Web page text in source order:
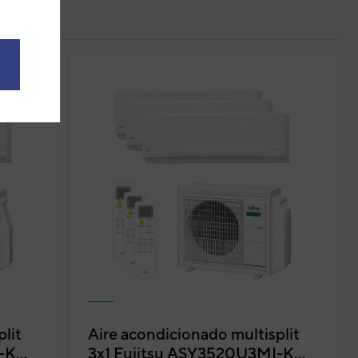
KN
Aire acondicionado multisplit
3x1 Fujitsu ASY3520U3MI-KN